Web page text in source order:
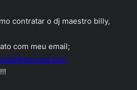
contratar o dj maestro billy,
com meu email;